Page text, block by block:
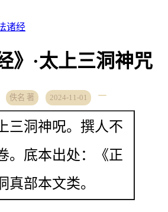
诸经
》·太上三洞神咒
佚名 著 2024-11-01
三洞神呪。撰人不
。底本出处：《正
真部本文类。